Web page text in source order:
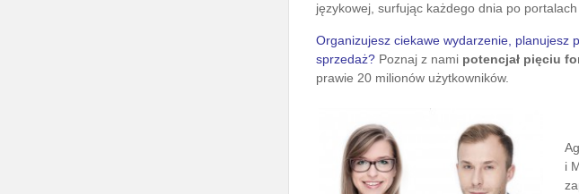
językowej, surfując każdego dnia po portalach
Organizujesz ciekawe wydarzenie, planujesz
sprzedaż? Poznaj z nami potencjał pięciu
prawie 20 milionów użytkowników.
i